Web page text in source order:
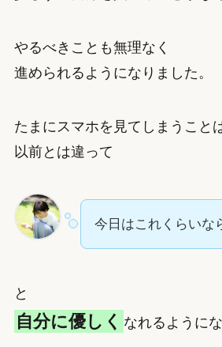
やるべきことも無理なく
進められるようになりました。
たまにスマホを見てしまうこと
以前とは違って
今日はこれくらいな
と
自分に優しく なれるように